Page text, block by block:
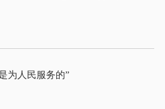
学习新语｜“共产党就是为人民服务的”